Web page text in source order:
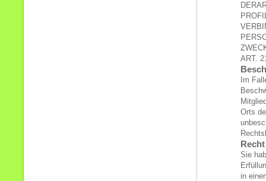
ART.
Im
Orts
Sie
in